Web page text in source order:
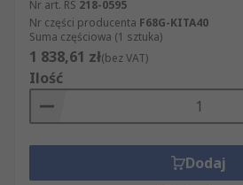
Nr art. RS 218-0595
Nr części producenta F68G-KITA40
Suma częściowa (1 sztuka)
1 838,61 zł(bez VAT)
Ilość
Dodaj